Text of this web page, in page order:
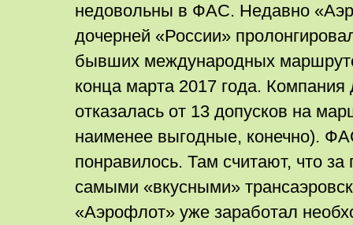
недовольны в ФАС. Недавно
дочерней «России»
бывших международных
конца марта 2017 года. Компания
отказалась от 13 допусков на
наименее выгодные, конечно).
понравилось. Там считают, что за
самыми «вкусными»
«Аэрофлот» уже заработал